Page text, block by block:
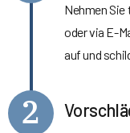
Nehmen
oder via E-
auf und
2